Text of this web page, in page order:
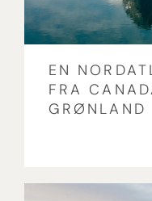
EN
FRA
GRØNLAND